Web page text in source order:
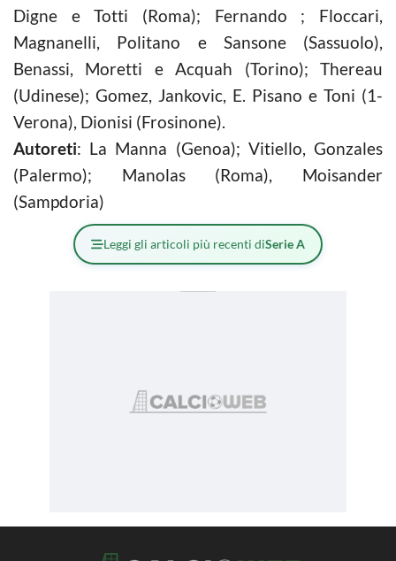
Digne e Totti (Roma); Fernando ; Floccari,
Magnanelli, Politano e Sansone (Sassuolo),
Benassi, Moretti e Acquah (Torino); Thereau
(Udinese); Gomez, Jankovic, E. Pisano e Toni (1-
Verona), Dionisi (Frosinone).
Autoreti: La Manna (Genoa); Vitiello, Gonzales
(Palermo); Manolas (Roma), Moisander
(Sampdoria)
Leggi gli articoli più recenti diSerie A